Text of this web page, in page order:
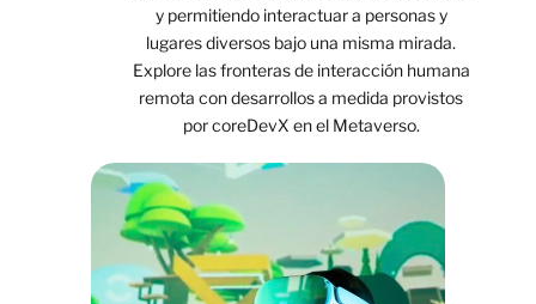
y permitiendo interactuar a personas y
lugares diversos bajo una misma mirada.
Explore las fronteras de interacción humana
remota con desarrollos a medida provistos
por coreDevX en el Metaverso.